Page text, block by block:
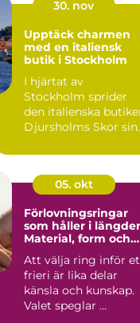
30. nov
Upptäck charmen
med en italiensk
butik i Stockholm
I hjärtat av
Stockholm sprider
den italienska
Djursholms Skor sin
05. okt
Förlovningsringar
som håller i
Material, form och
Att välja ring inför
frieri är lika delar
känsla och kunskap.
Valet speglar ...